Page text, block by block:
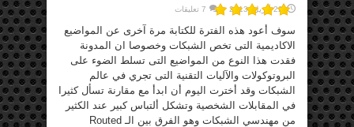
22 أبريل، 2013 7 تعليقات
سوف أعود هذه الفترة للكتابة مرة آخرى عن المواضيع
الاكاديمية التى تخص الشبكات وخصوصا ان المدونة
فقدت هذا النوع من المواضيع التى تسلط الضوء على
البروتوكولات والآليات التقنية التى تجري في عالم
الشبكات وقد أخترت اليوم أن ابدأ مع مقارنة تسأل كثيرا
في المقابلات الشخصية وتشكل ألتباس كبير عند الكثير
من مهندسي الشبكات وهو الفرق بين الـ Routed